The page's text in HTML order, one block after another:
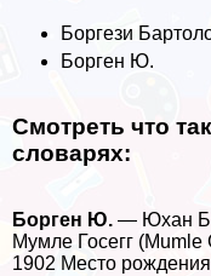
Боргези
Борген Ю.
Смотреть что
словарях:
Борген Ю. — Юхан
Мумле Госегг
1902 Место